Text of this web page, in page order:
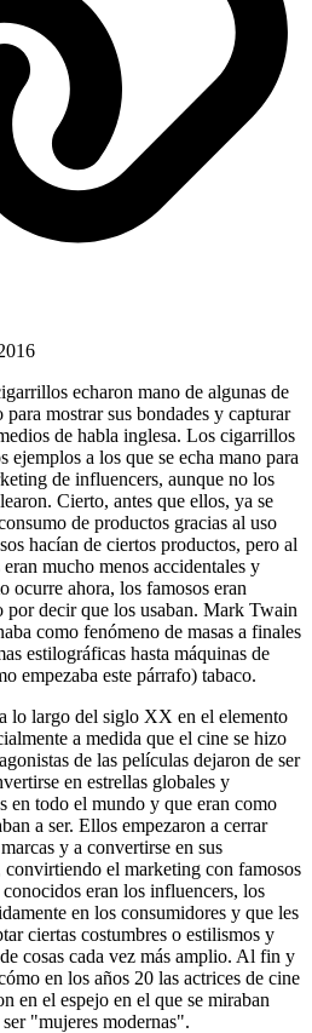
echaron mano de algunas de
mostrar sus bondades y capturar
de habla inglesa. Los cigarrillos
ejemplos a los que se echa mano para
de influencers, aunque no los
Cierto, antes que ellos, ya se
de productos gracias al uso
hacían de ciertos productos, pero al
mucho menos accidentales y
ocurre ahora, los famosos eran
por decir que los usaban. Mark Twain
como fenómeno de masas a finales
estilográficas hasta máquinas de
empezaba este párrafo) tabaco.
lo largo del siglo XX en el elemento
a medida que el cine se hizo
de las películas dejaron de ser
en estrellas globales y
en todo el mundo y que eran como
a ser. Ellos empezaron a cerrar
y a convertirse en sus
convirtiendo el marketing con famosos
eran los influencers, los
en los consumidores y que les
ciertas costumbres o estilismos y
cosas cada vez más amplio. Al fin y
en los años 20 las actrices de cine
en el espejo en el que se miraban
"mujeres modernas".